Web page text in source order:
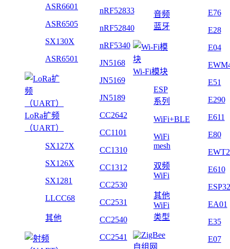
ASR6601
ASR6505
SX130X
ASR6501
LoRa扩频
（UART）
SX127X
SX126X
SX1281
LLCC68
其他
nRF52833
nRF52840
nRF5340
JN5168
JN5169
JN5189
CC2642
CC1101
CC1310
CC1312
CC2530
CC2531
CC2540
CC2541
音频
蓝牙
Wi-Fi模块
ESP
系列
WiFi+BLE
WiFi
mesh
双频
WiFi
其他
WiFi
类型
E76
E28
E04
E51
E290
E611
E80
E610
ESP32
EA01
E35
E07